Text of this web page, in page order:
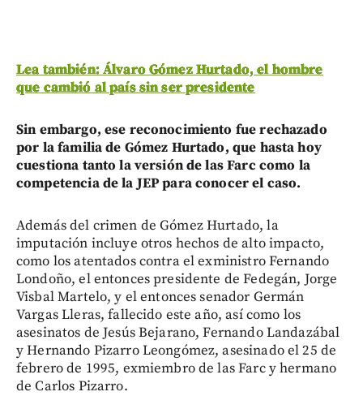
Lea también: Álvaro Gómez Hurtado, el hombre
que cambió al país sin ser presidente
Sin embargo, ese reconocimiento fue rechazado
por la familia de Gómez Hurtado, que hasta hoy
cuestiona tanto la versión de las Farc como la
competencia de la JEP para conocer el caso.
Además del crimen de Gómez Hurtado, la
imputación incluye otros hechos de alto impacto,
como los atentados contra el exministro Fernando
Londoño, el entonces presidente de Fedegán, Jorge
Visbal Martelo, y el entonces senador Germán
Vargas Lleras, fallecido este año, así como los
asesinatos de Jesús Bejarano, Fernando Landazábal
y Hernando Pizarro Leongómez, asesinado el 25 de
febrero de 1995, exmiembro de las Farc y hermano
de Carlos Pizarro.